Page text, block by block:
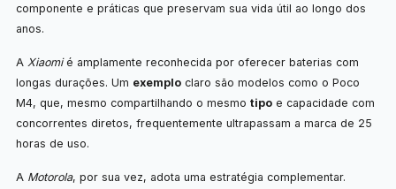
componente e práticas que preservam sua vida útil ao longo dos
anos.
A Xiaomié amplamente reconhecida por oferecer baterias com
longas durações. Um exemploclaro são modelos como o Poco
M4, que, mesmo compartilhando o mesmo tipoe capacidade com
concorrentes diretos, frequentemente ultrapassam a marca de 25
horas de uso.
A Motorola, por sua vez, adota uma estratégia complementar.